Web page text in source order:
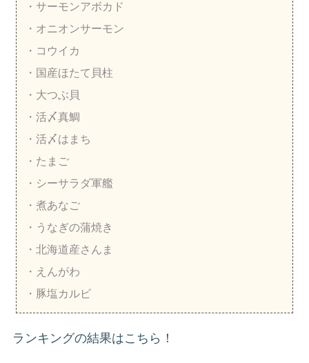
・サーモンアボカド
・オニオンサーモン
・コウイカ
・国産ほたて貝柱
・大つぶ貝
・活〆真鯛
・活〆はまち
・たまご
・シーサラダ軍艦
・煮あなご
・うなぎの蒲焼き
・北海道産さんま
・えんがわ
・豚塩カルビ
ランキングの結果はこちら！